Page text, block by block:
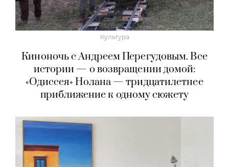
Красота
#КрасотаБезЖертв с Ольгой Тарасовой:
лето без лишнего — гид по борьбе
с отеками